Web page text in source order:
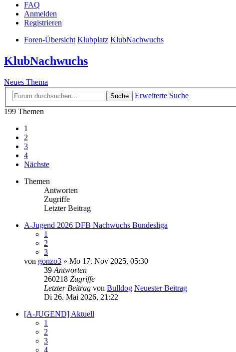
FAQ
Anmelden
Registrieren
Foren-Übersicht Klubplatz KlubNachwuchs
KlubNachwuchs
Neues Thema
Suche
Erweiterte Suche
199 Themen
1
2
3
4
Nächste
Themen
Antworten
Zugriffe
Letzter Beitrag
A-Jugend 2026 DFB Nachwuchs Bundesliga
1
2
3
von gonzo3 » Mo 17. Nov 2025, 05:30
39 Antworten
260218 Zugriffe
Letzter Beitrag von Bulldog Neuester Beitrag
Di 26. Mai 2026, 21:22
[A-JUGEND] Aktuell
1
2
3
4